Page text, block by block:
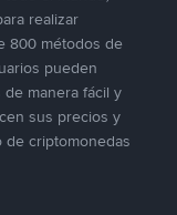
realizar
800 métodos de
pueden
manera fácil y
sus precios y
criptomonedas